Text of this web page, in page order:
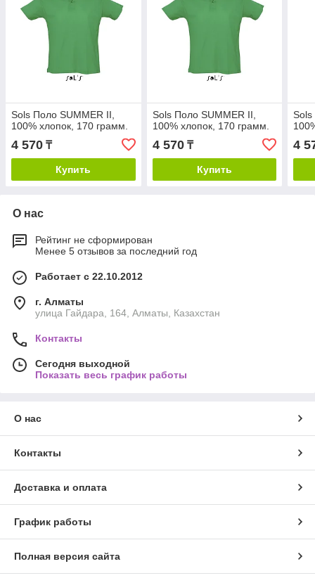
Sols Поло SUMMER II,
100% хлопок, 170 грамм.
4 570 ₸
Купить
Sols Поло SUMMER II,
100% хлопок, 170 грамм.
4 570₸
Купить
Sols
4
О нас
Рейтинг не сформирован
Менее 5 отзывов за последний год
Работает с 22.10.2012
г. Алматы
улица Гайдара, 164, Алматы, Казахстан
Контакты
Сегодня выходной
Показать весь график работы
О нас
Контакты
Доставка и оплата
График работы
Полная версия сайта